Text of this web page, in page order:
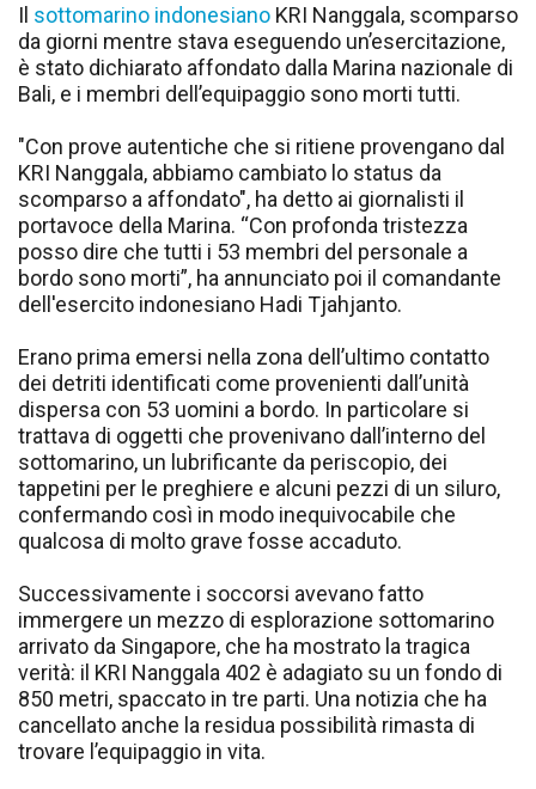
Il sottomarino indonesiano KRI Nanggala, scomparso
da giorni mentre stava eseguendo un’esercitazione,
è stato dichiarato affondato dalla Marina nazionale di
Bali, e i membri dell’equipaggio sono morti tutti.
"Con prove autentiche che si ritiene provengano dal
KRI Nanggala, abbiamo cambiato lo status da
scomparso a affondato", ha detto ai giornalisti il
portavoce della Marina. “Con profonda tristezza
posso dire che tutti i 53 membri del personale a
bordo sono morti”, ha annunciato poi il comandante
dell'esercito indonesiano Hadi Tjahjanto.
Erano prima emersi nella zona dell’ultimo contatto
dei detriti identificati come provenienti dall’unità
dispersa con 53 uomini a bordo. In particolare si
trattava di oggetti che provenivano dall’interno del
sottomarino, un lubrificante da periscopio, dei
tappetini per le preghiere e alcuni pezzi di un siluro,
confermando così in modo inequivocabile che
qualcosa di molto grave fosse accaduto.
Successivamente i soccorsi avevano fatto
immergere un mezzo di esplorazione sottomarino
arrivato da Singapore, che ha mostrato la tragica
verità: il KRI Nanggala 402 è adagiato su un fondo di
850 metri, spaccato in tre parti. Una notizia che ha
cancellato anche la residua possibilità rimasta di
trovare l’equipaggio in vita.